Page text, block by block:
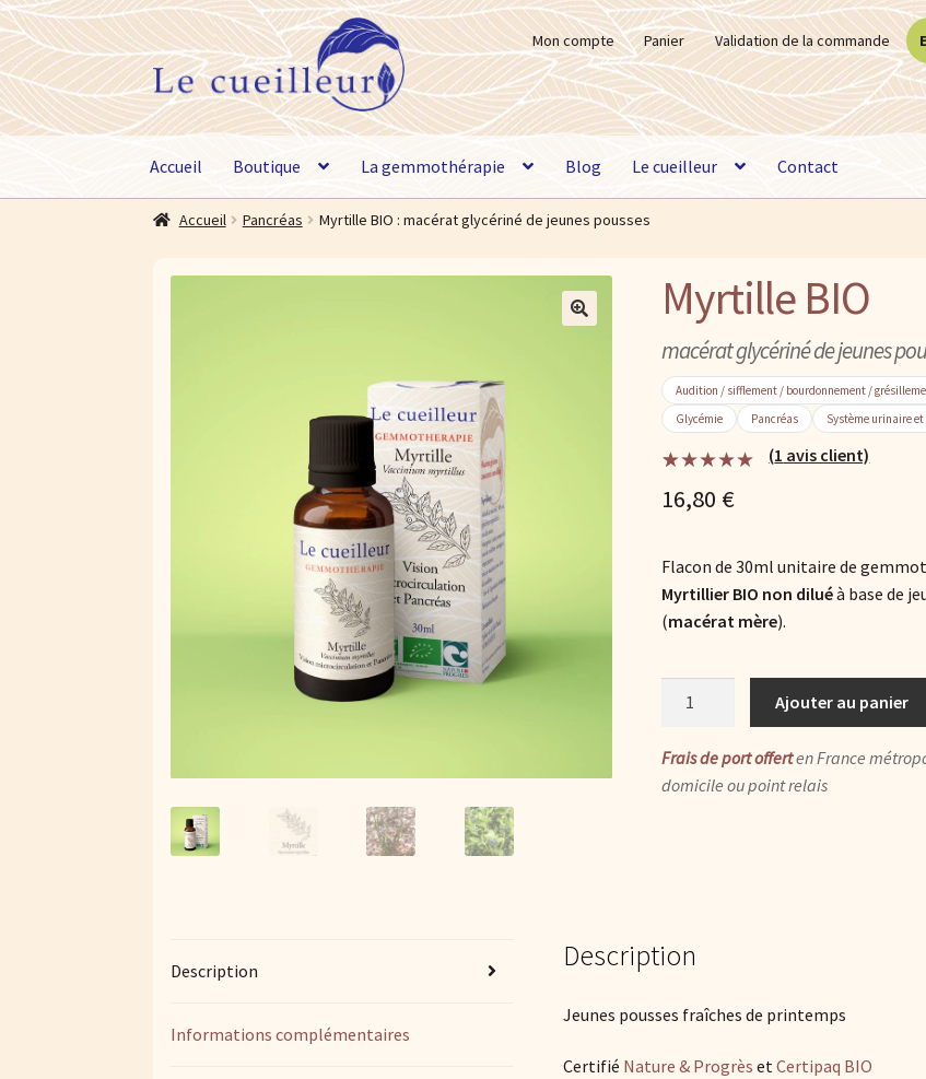
Aller
à
la
navigation
Aller
au
contenu
Mon compte Panier Validation de la commande
Accueil Boutique La gemmothérapie Blog Le cueilleur Contact
Accueil Pancréas Myrtille BIO : macérat glycériné de jeunes pousses
Myrtille BIO
macérat glycériné de jeunes
Audition / sifflement / bourdonnement /
Glycémie
Pancréas Système urinaire et
5 basé sur
client
(1 avis client)
16,80 €
Flacon de 30ml unitaire de
Myrtillier BIO non diluéà base de
(macérat mère).
BIO
:
Ajouter au panier
Frais de port offerten France
domicile ou point relais
Description
Informations complémentaires
Description
Jeunes pousses fraîches de printemps
Certifié Nature & Progrès etCertipaq BIO